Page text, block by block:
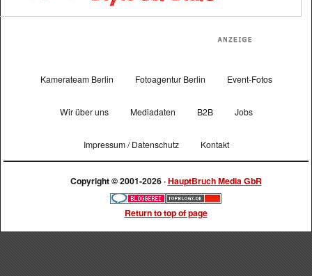
Kamerateam Berlin Fotoagentur Berlin Event-Fotos
Wir über uns Mediadaten B2B Jobs
Impressum / Datenschutz Kontakt
Copyright © 2001-2026 ·HauptBruch Media GbR
Return to top of page